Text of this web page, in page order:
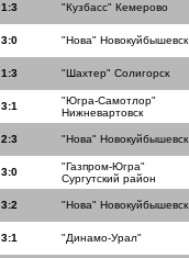
1:3 "Кузбасс" Кемерово
3:0 "Нова" Новокуйбышевск
1:3 "Шахтер" Солигорск
3:1
"Югра-Самотлор"
Нижневартовск
2:3 "Нова" Новокуйбышевск
3:0
"Газпром-Югра"
Сургутский район
3:2 "Нова" Новокуйбышевск
3:1 "Динамо-Урал"